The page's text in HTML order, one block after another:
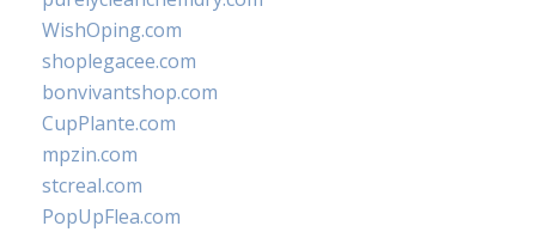
WishOping.com
shoplegacee.com
bonvivantshop.com
CupPlante.com
mpzin.com
stcreal.com
PopUpFlea.com